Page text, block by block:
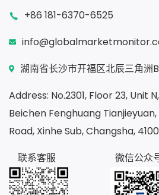
+86 181-6370-6525
湖南省长沙市开福区北辰三角洲
Address: No.2301, Floor 23, Unit N,
Beichen Fenghuang
Road, Xinhe Sub, Changsha,
联系客服
微信公众